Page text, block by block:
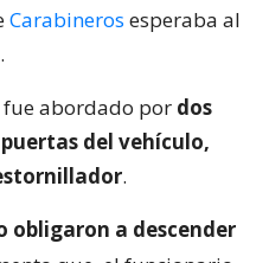
Carabineros esperaba al
fue abordado por dos
del vehículo,
.
obligaron a descender